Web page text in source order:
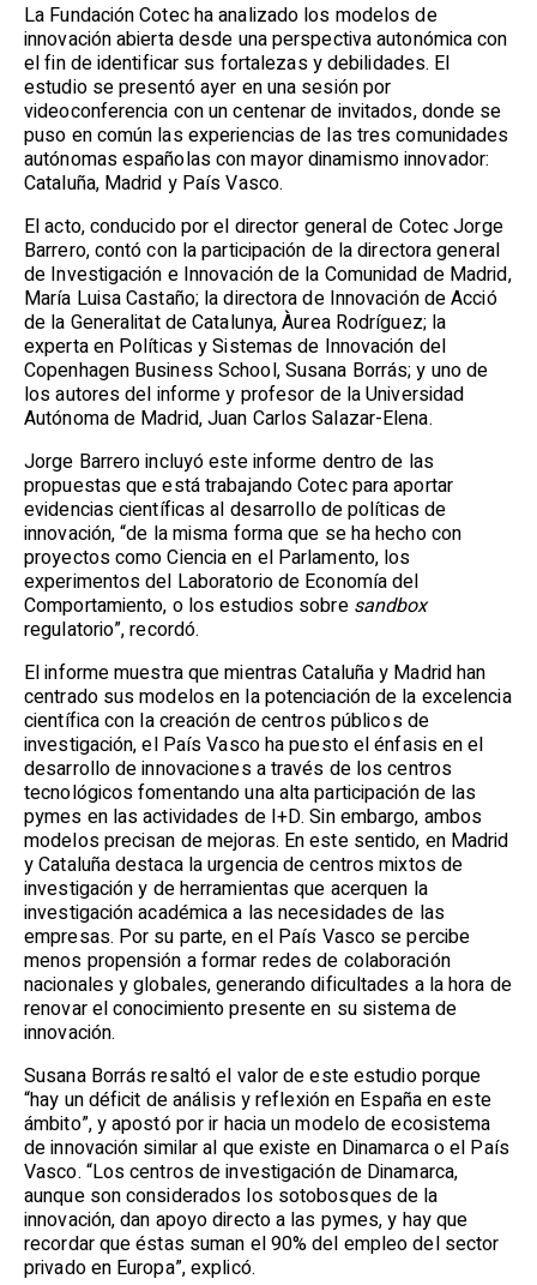
La Fundación Cotec ha analizado los modelos de
innovación abierta desde una perspectiva autonómica con
el fin de identificar sus fortalezas y debilidades. El
estudio se presentó ayer en una sesión por
videoconferencia con un centenar de invitados, donde se
puso en común las experiencias de las tres comunidades
autónomas españolas con mayor dinamismo innovador:
Cataluña, Madrid y País Vasco.
El acto, conducido por el director general de Cotec Jorge
Barrero, contó con la participación de la directora general
de Investigación e Innovación de la Comunidad de Madrid,
María Luisa Castaño; la directora de Innovación de Acció
de la Generalitat de Catalunya, Àurea Rodríguez; la
experta en Políticas y Sistemas de Innovación del
Copenhagen Business School, Susana Borrás; y uno de
los autores del informe y profesor de la Universidad
Autónoma de Madrid, Juan Carlos Salazar-Elena.
Jorge Barrero incluyó este informe dentro de las
propuestas que está trabajando Cotec para aportar
evidencias científicas al desarrollo de políticas de
innovación, “de la misma forma que se ha hecho con
proyectos como Ciencia en el Parlamento, los
experimentos del Laboratorio de Economía del
Comportamiento, o los estudios sobre sandbox
regulatorio”, recordó.
El informe muestra que mientras Cataluña y Madrid han
centrado sus modelos en la potenciación de la excelencia
científica con la creación de centros públicos de
investigación, el País Vasco ha puesto el énfasis en el
desarrollo de innovaciones a través de los centros
tecnológicos fomentando una alta participación de las
pymes en las actividades de I+D. Sin embargo, ambos
modelos precisan de mejoras. En este sentido, en Madrid
y Cataluña destaca la urgencia de centros mixtos de
investigación y de herramientas que acerquen la
investigación académica a las necesidades de las
empresas. Por su parte, en el País Vasco se percibe
menos propensión a formar redes de colaboración
nacionales y globales, generando dificultades a la hora de
renovar el conocimiento presente en su sistema de
innovación.
Susana Borrás resaltó el valor de este estudio porque
“hay un déficit de análisis y reflexión en España en este
ámbito”, y apostó por ir hacia un modelo de ecosistema
de innovación similar al que existe en Dinamarca o el País
Vasco. “Los centros de investigación de Dinamarca,
aunque son considerados los sotobosques de la
innovación, dan apoyo directo a las pymes, y hay que
recordar que éstas suman el 90% del empleo del sector
privado en Europa”, explicó.